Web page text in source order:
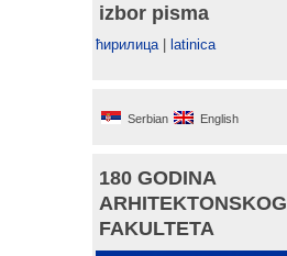
izbor pisma
ћирилица | latinica
Serbian English
180 GODINA
ARHITEKTONSKOG
FAKULTETA